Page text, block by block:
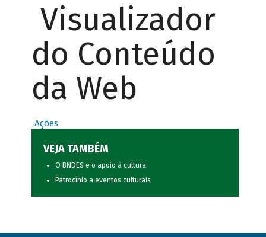
Visualizador
do Conteúdo
da Web
Ações
VEJA TAMBÉM
O BNDES e o apoio à cultura
Patrocínio a eventos culturais